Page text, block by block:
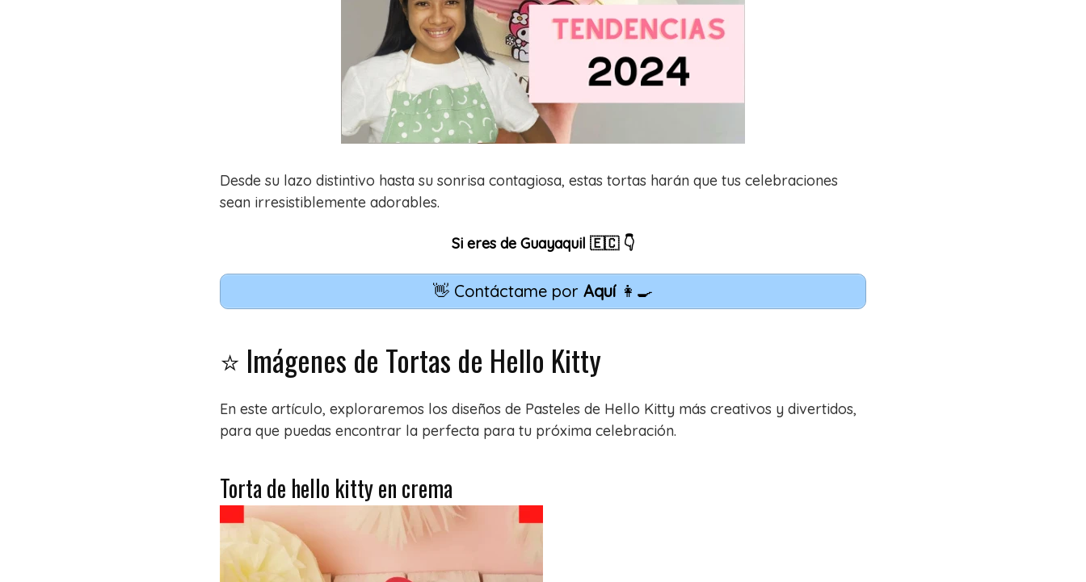
Desde su lazo distintivo hasta su sonrisa contagiosa, estas tortas harán que tus celebraciones
sean irresistiblemente adorables.
Si eres de Guayaquil 🇪🇨 👇
👋 Contáctame por Aquí👩‍🍳
⭐ Imágenes de Tortas de Hello Kitty
En este artículo, exploraremos los diseños de Pasteles de Hello Kitty más creativos y divertidos,
para que puedas encontrar la perfecta para tu próxima celebración.
Torta de hello kitty en crema